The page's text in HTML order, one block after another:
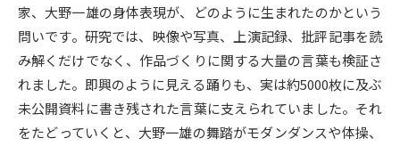
オープンキャンパスなどを調べる
オープンキャンパス検索 実施プログラムから探す
来場型・Web型イベント特集 夢ナビライブ
家、大野一雄の身体表現が、どのように生まれたのかという
問いです。研究では、映像や写真、上演記録、批評記事を読
み解くだけでなく、作品づくりに関する大量の言葉も検証さ
れました。即興のように見える踊りも、実は約5000枚に及ぶ
未公開資料に書き残された言葉に支えられていました。それ
をたどっていくと、大野一雄の舞踏がモダンダンスや体操、